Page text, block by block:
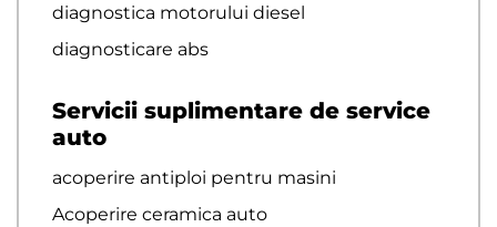
diagnostica motorului diesel
diagnosticare abs
Servicii suplimentare de service
auto
acoperire antiploi pentru masini
Acoperire ceramica auto